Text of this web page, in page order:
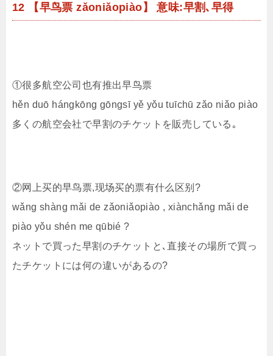
12 【早鸟票 zǎoniǎopiào】 意味:早割､早得
①很多航空公司也有推出早鸟票
hěn duō hángkōng gōngsī yě yǒu tuīchū zǎo niǎo piào
多くの航空会社で早割のチケットを販売している｡
②网上买的早鸟票,现场买的票有什么区别?
wǎng shàng mǎi de zǎoniǎopiào , xiànchǎng mǎi de
piào yǒu shén me qūbié ?
ネットで買った早割のチケットと､直接その場所で買っ
たチケットには何の違いがあるの?